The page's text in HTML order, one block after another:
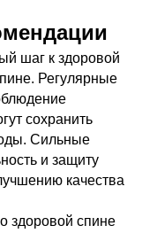
шаг к здоровой
Регулярные
сохранить
Сильные
и защиту
качества
здоровой спине